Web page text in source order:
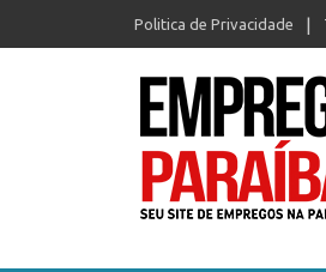
Politica de Privacidade